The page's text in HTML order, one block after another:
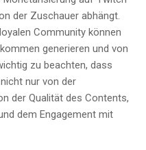
der Zuschauer abhängt.
Community können
generieren und von
zu beachten, dass
nur von der
der Qualität des Contents,
dem Engagement mit